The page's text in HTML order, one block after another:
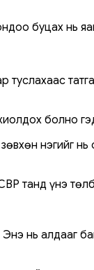
буцах нь
туслахаас
болно
нэгийг
танд үнэ
нь алдааг